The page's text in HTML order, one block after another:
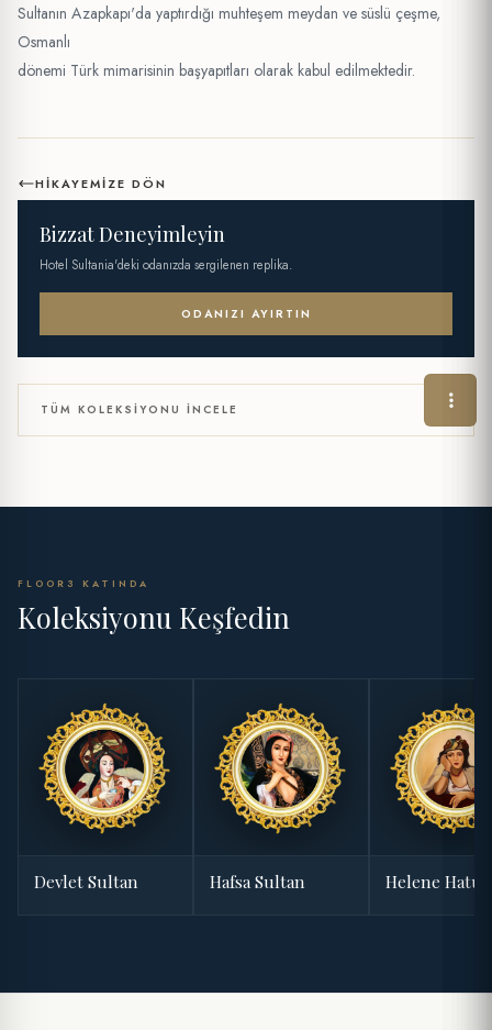
Sultanın Azapkapı'da yaptırdığı muhteşem meydan ve süslü çeşme,
Osmanlı
dönemi Türk mimarisinin başyapıtları olarak kabul edilmektedir.
HIKAYEMIZE DÖN
Bizzat Deneyimleyin
Hotel Sultania'deki odanızda sergilenen replika.
ODANIZI AYIRTIN
TÜM KOLEKSIYONU İNCELE
FLOOR3 KATINDA
Koleksiyonu Keşfedin
Devlet Sultan Hafsa Sultan Helene Hatun